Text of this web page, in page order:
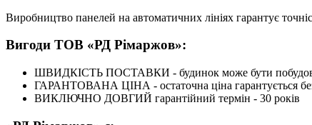
Виробництво панелей на автоматичних лініях гарантує
Вигоди ТОВ «РД Рімаржов»:
ШВИДКІСТЬ ПОСТАВКИ - будинок може бути
ГАРАНТОВАНА ЦІНА - остаточна ціна гарантується без
ВИКЛЮЧНО ДОВГИЙ гарантійний термін - 30 років